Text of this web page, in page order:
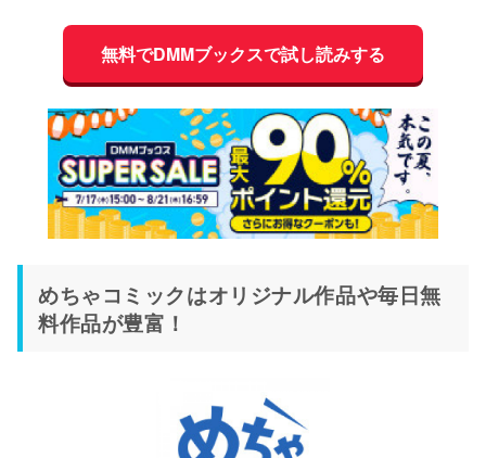
無料でDMMブックスで試し読みする
めちゃコミックはオリジナル作品や毎日無
料作品が豊富！